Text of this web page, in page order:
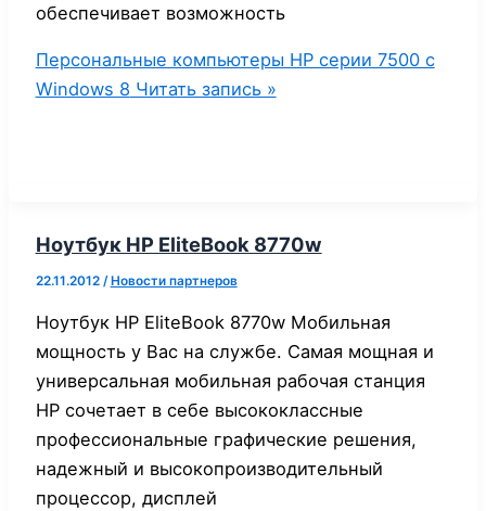
обеспечивает возможность
Персональные компьютеры НР серии 7500 c
Windows 8 Читать запись »
Ноутбук HP EliteBook 8770w
22.11.2012 /Новости партнеров
Ноутбук HP EliteBook 8770w Мобильная
мощность у Вас на службе. Самая мощная и
универсальная мобильная рабочая станция
HP сочетает в себе высококлассные
профессиональные графические решения,
надежный и высокопроизводительный
процессор, дисплей